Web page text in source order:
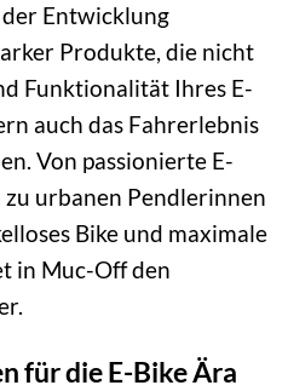
Entwicklung
Produkte, die nicht
Funktionalität Ihres E-
auch das Fahrerlebnis
Von passionierte E-
urbanen Pendlerinnen
Bike und maximale
in Muc-Off den
für die E-Bike Ära